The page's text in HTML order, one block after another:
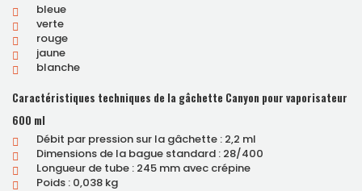
bleue
verte
rouge
jaune
blanche
Caractéristiques techniques de la gâchette Canyon pour vaporisateur
600 ml
Débit par pression sur la gâchette : 2,2 ml
Dimensions de la bague standard : 28/400
Longueur de tube : 245 mm avec crépine
Poids : 0,038 kg